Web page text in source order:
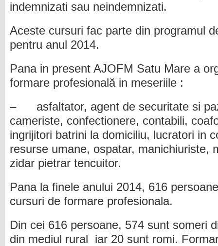
indemnizati sau neindemnizati.
Aceste cursuri fac parte din programul
pentru anul 2014.
Pana in present AJOFM Satu Mare a
formare profesională in meseriile :
– asfaltator, agent de securitate si
cameriste, confectionere, contabili,
ingrijitori batrini la domiciliu, lucratori in
resurse umane, ospatar, manichiuriste,
zidar pietrar tencuitor.
Pana la finele anului 2014, 616
cursuri de formare profesionala.
Din cei 616 persoane, 574 sunt someri
din mediul rural iar 20 sunt romi.